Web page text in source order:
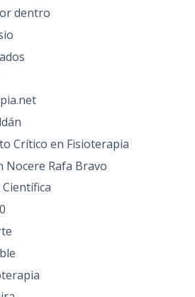
dentro
Crítico en Fisioterapia
Nocere Rafa Bravo